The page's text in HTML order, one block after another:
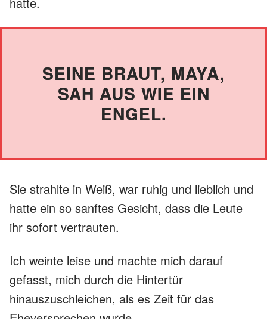
SEINE BRAUT, MAYA,
SAH AUS WIE EIN
ENGEL.
Sie strahlte in Weiß, war ruhig und lieblich und
hatte ein so sanftes Gesicht, dass die Leute
ihr sofort vertrauten.
Ich weinte leise und machte mich darauf
gefasst, mich durch die Hintertür
hinauszuschleichen, als es Zeit für das